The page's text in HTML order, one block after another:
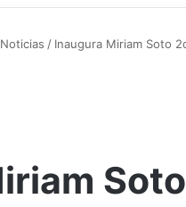
/ Inaugura Miriam Soto